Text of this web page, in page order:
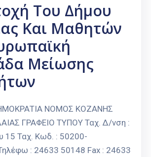
Του Δήμου
Και Μαθητών
Μείωσης
ΝΟΜΟΣ ΚΟΖΑΝΗΣ
ΓΡΑΦΕΙΟ ΤΥΠΟΥ Ταχ. Δ/νση :
15 Ταχ. Κωδ. : 50200-
: 24633 50148 Fax : 24633